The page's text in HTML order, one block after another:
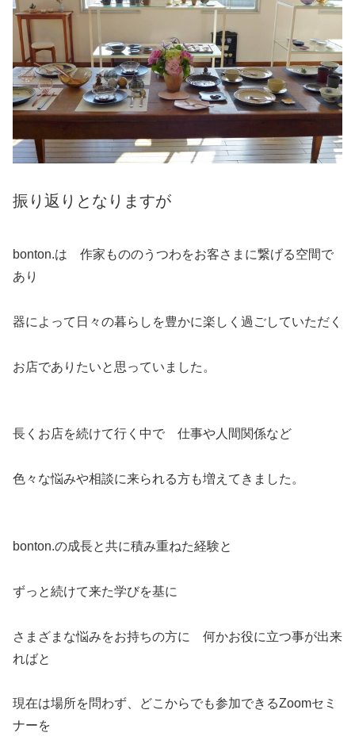
振り返りとなりますが
bonton.は 作家もののうつわをお客さまに繋げる空間で
あり
器によって日々の暮らしを豊かに楽しく過ごしていただく
お店でありたいと思っていました。
長くお店を続けて行く中で 仕事や人間関係など
色々な悩みや相談に来られる方も増えてきました。
bonton.の成長と共に積み重ねた経験と
ずっと続けて来た学びを基に
さまざまな悩みをお持ちの方に 何かお役に立つ事が出来
ればと
現在は場所を問わず、どこからでも参加できるZoomセミ
ナーを